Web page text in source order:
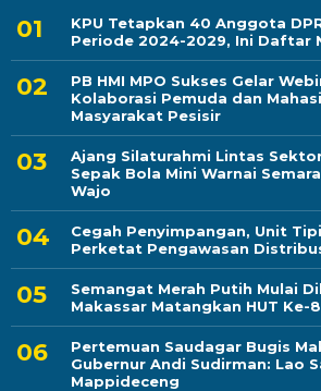
KPU Tetapkan 40 Anggota
Periode 2024-2029, Ini Daftar
PB HMI MPO Sukses Gelar
Kolaborasi Pemuda dan
Masyarakat Pesisir
Ajang Silaturahmi Lintas
Sepak Bola Mini Warnai
Wajo
Cegah Penyimpangan, Unit
Perketat Pengawasan
Semangat Merah Putih Mulai
Makassar Matangkan HUT Ke-
Pertemuan Saudagar Bugis
Gubernur Andi Sudirman: Lao
Mappideceng